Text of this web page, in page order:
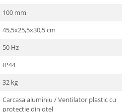
100 mm
45,5x25,5x30,5 cm
50 Hz
IP44
32 kg
Carcasa aluminiu / Ventilator plastic cu
protectie din otel